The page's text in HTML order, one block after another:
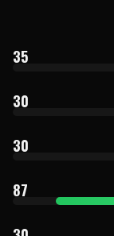
35
30
30
87